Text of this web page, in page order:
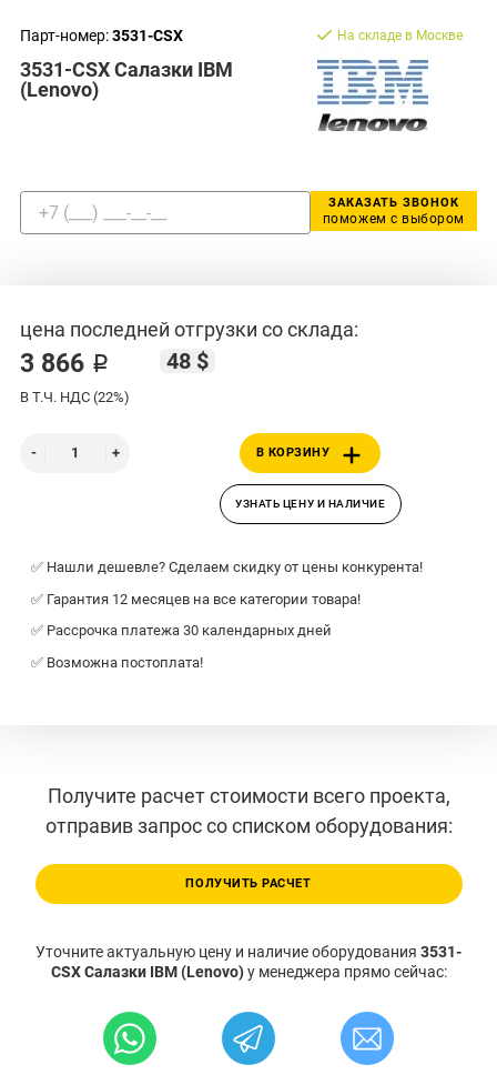
Парт-номер:3531-CSX
3531-CSX Салазки IBM
(Lenovo)
На складе в Москве
ЗАКАЗАТЬ ЗВОНОК
поможем с выбором
цена последней отгрузки со склада:
3 866 ₽ 48 $
В Т.Ч. НДС (22%)
В КОРЗИНУ
УЗНАТЬ ЦЕНУ И НАЛИЧИЕ
✅ Нашли дешевле? Сделаем скидку от цены конкурента!
✅ Гарантия 12 месяцев на все категории товара!
✅ Рассрочка платежа 30 календарных дней
✅ Возможна постоплата!
Получите расчет стоимости всего проекта,
отправив запрос со списком оборудования:
ПОЛУЧИТЬ РАСЧЕТ
Уточните актуальную цену и наличие оборудования 3531-
CSX Салазки IBM (Lenovo)у менеджера прямо сейчас: